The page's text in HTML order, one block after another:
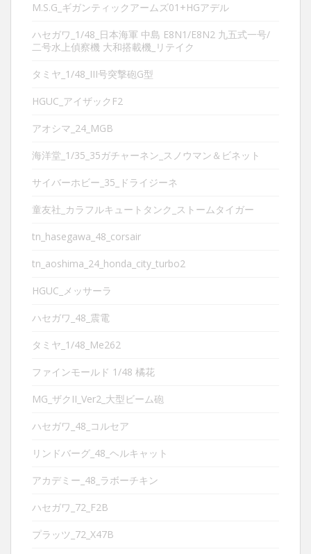
M.S.G_ギガンティックアームズ01+HGアデル
ハセガワ_1/48_日本海軍 中島 E8N1/E8N2 九五式一号/
二号水上偵察機 大和搭載機_リテイク
タミヤ_1/48_III号突撃砲G型
HGUC_アイザックF2
アオシマ_24_MGB
海洋堂_1/35_35ガチャーネン_スノウマン＆ビネット
サイバーホビー_35_ドライジーネ
童友社_カラフルキュートタンク_ストームタイガー
tn_hasegawa_48_corsair
tn_aoshima_24_honda_city_turbo2
HGUC_メッサーラ
ハセガワ_48_震電
タミヤ_1/48_Me262
ファインモールド 1/48 橘花
MG_ザクII_Ver2_大型ビーム砲
ハセガワ_48_コルセア
リンドバーグ_48_ヘルキャット
アカデミー_48_ラボーチキン
ハセガワ_72_F2B
プラッツ_72_X47B